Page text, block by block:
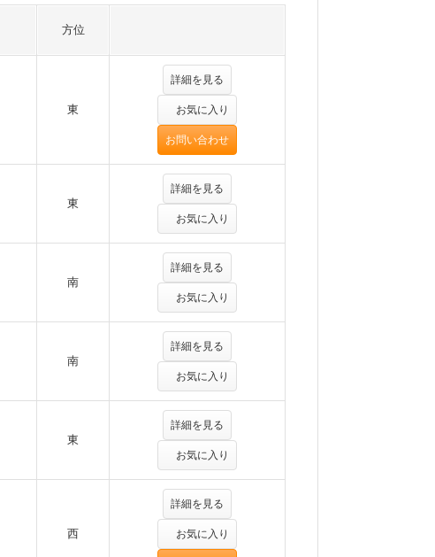
方位
東
詳細を見る
お気に入り
お問い合わせ
東
詳細を見る
お気に入り
南
詳細を見る
お気に入り
南
詳細を見る
お気に入り
東
詳細を見る
お気に入り
西
詳細を見る
お気に入り